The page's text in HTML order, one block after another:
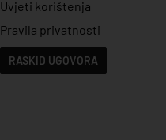
Uvjeti korištenja
Pravila privatnosti
RASKID UGOVORA